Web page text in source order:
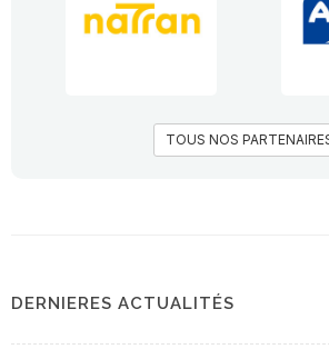
TOUS NOS
DERNIERES ACTUALITÉS